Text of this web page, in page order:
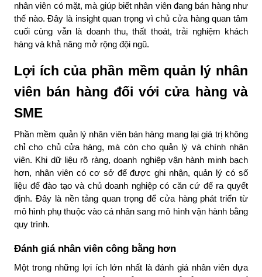
nhân viên có mặt, mà giúp biết nhân viên đang bán hàng như
thế nào. Đây là insight quan trọng vì chủ cửa hàng quan tâm
cuối cùng vẫn là doanh thu, thất thoát, trải nghiệm khách
hàng và khả năng mở rộng đội ngũ.
Lợi ích của phần mềm quản lý nhân
viên bán hàng đối với cửa hàng và
SME
Phần mềm quản lý nhân viên bán hàng mang lại giá trị không
chỉ cho chủ cửa hàng, mà còn cho quản lý và chính nhân
viên. Khi dữ liệu rõ ràng, doanh nghiệp vận hành minh bạch
hơn, nhân viên có cơ sở để được ghi nhận, quản lý có số
liệu để đào tạo và chủ doanh nghiệp có căn cứ để ra quyết
định. Đây là nền tảng quan trọng để cửa hàng phát triển từ
mô hình phụ thuộc vào cá nhân sang mô hình vận hành bằng
quy trình.
Đánh giá nhân viên công bằng hơn
Một trong những lợi ích lớn nhất là đánh giá nhân viên dựa